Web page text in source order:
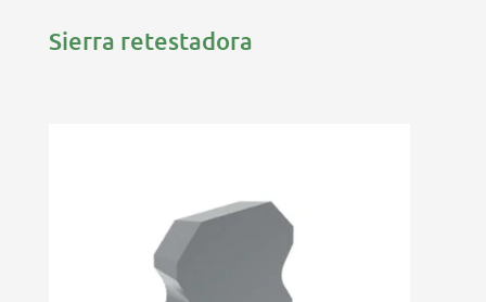
Sierra retestadora